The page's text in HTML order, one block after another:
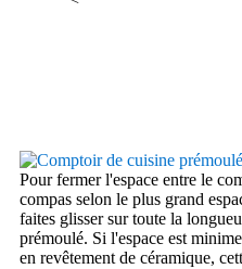
Pour fermer l'espace entre le
compas selon le plus grand
faites glisser sur toute la
prémoulé. Si l'espace est
en revêtement de céramique,